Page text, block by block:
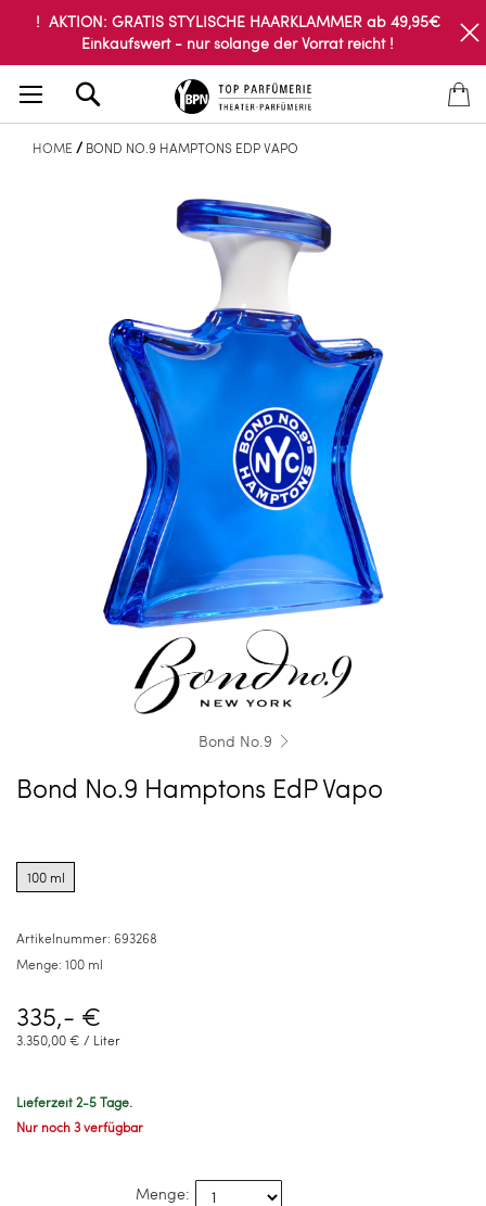
! AKTION: GRATIS STYLISCHE HAARKLAMMER ab 49,95€
Einkaufswert - nur solange der Vorrat reicht !
HOME BOND NO.9 HAMPTONS EDP VAPO
Bond No.9
Bond No.9 Hamptons EdP Vapo
options
for
100 ml
Artikelnummer: 693268
Menge: 100 ml
335,- €
3.350,00 € / Liter
Lieferzeit 2-5 Tage.
Nur noch 3 verfügbar
Menge: